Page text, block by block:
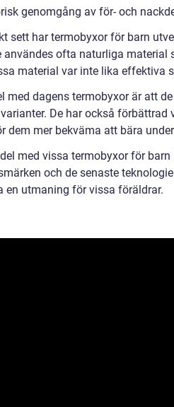
genomgång av för- och
sett har termobyxor för barn
användes ofta naturliga material
material var inte lika effektiva
med dagens termobyxor är att
De har också
dem mer bekväma att bära
med vissa termobyxor för
och de senaste
en utmaning för vissa föräldrar.